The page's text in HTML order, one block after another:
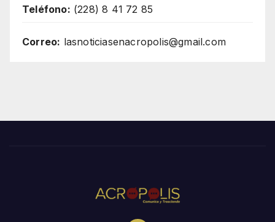
Teléfono: (228) 8 41 72 85
Correo: lasnoticiasenacropolis@gmail.com